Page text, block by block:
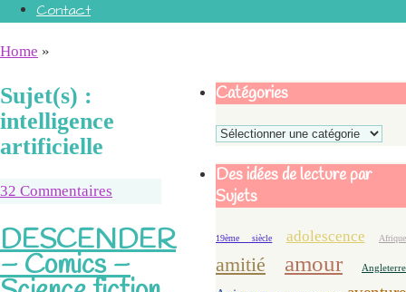
Contact
Home »
Sujet(s) :
intelligence
artificielle
32 Commentaires
DESCENDER
– Comics –
Catégories
Catégories
Des idées de lecture par
Sujets
19ème siècle adolescence Afrique
amitié amour Angleterre